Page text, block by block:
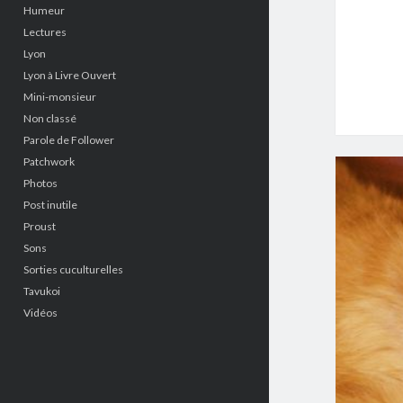
Humeur
Lectures
Lyon
Lyon à Livre Ouvert
Mini-monsieur
Non classé
Parole de Follower
Patchwork
Photos
Post inutile
Proust
Sons
Sorties cuculturelles
Tavukoi
Vidéos